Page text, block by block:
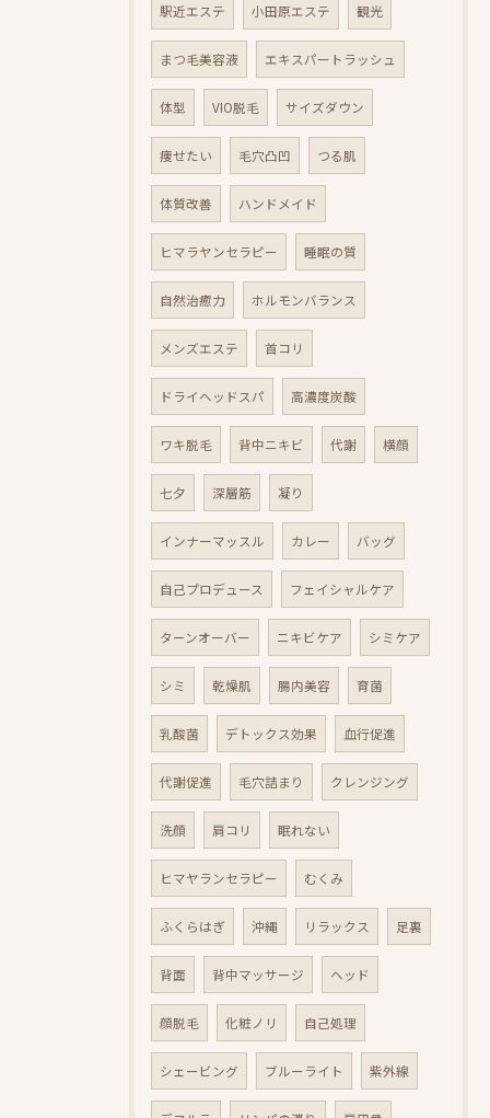
駅近エステ 小田原エステ 観光
まつ毛美容液 エキスパートラッシュ
体型 VIO脱毛 サイズダウン
痩せたい 毛穴凸凹 つる肌
体質改善 ハンドメイド
ヒマラヤンセラピー 睡眠の質
自然治癒力 ホルモンバランス
メンズエステ 首コリ
ドライヘッドスパ 高濃度炭酸
ワキ脱毛 背中ニキビ 代謝 横顔
七夕 深層筋 凝り
インナーマッスル カレー バッグ
自己プロデュース フェイシャルケア
ターンオーバー ニキビケア シミケア
シミ 乾燥肌 腸内美容 育菌
乳酸菌 デトックス効果 血行促進
代謝促進 毛穴詰まり クレンジング
洗顔 肩コリ 眠れない
ヒマヤランセラピー むくみ
ふくらはぎ 沖縄 リラックス 足裏
背面 背中マッサージ ヘッド
顔脱毛 化粧ノリ 自己処理
シェービング ブルーライト 紫外線